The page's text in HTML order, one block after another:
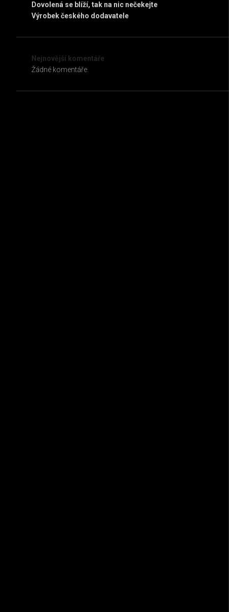
Dovolená se blíží, tak na nic nečekejte
Výrobek českého dodavatele
Nejnovější komentáře
Žádné komentáře.